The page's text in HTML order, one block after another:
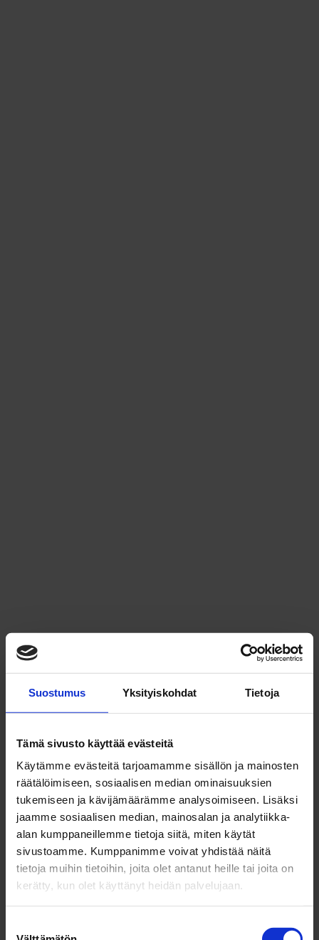
Suostumus Yksityiskohdat Tietoja
Tämä sivusto käyttää evästeitä
Käytämme evästeitä tarjoamamme sisällön ja mainosten
räätälöimiseen, sosiaalisen median ominaisuuksien
tukemiseen ja kävijämäärämme analysoimiseen. Lisäksi
jaamme sosiaalisen median, mainosalan ja analytiikka-
alan kumppaneillemme tietoja siitä, miten käytät
sivustoamme. Kumppanimme voivat yhdistää näitä
tietoja muihin tietoihin, joita olet antanut heille tai joita on
kerätty, kun olet käyttänyt heidän palvelujaan.